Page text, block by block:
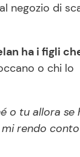
negozio di
ha i figli
o chi lo
o tu allora se
rendo conto